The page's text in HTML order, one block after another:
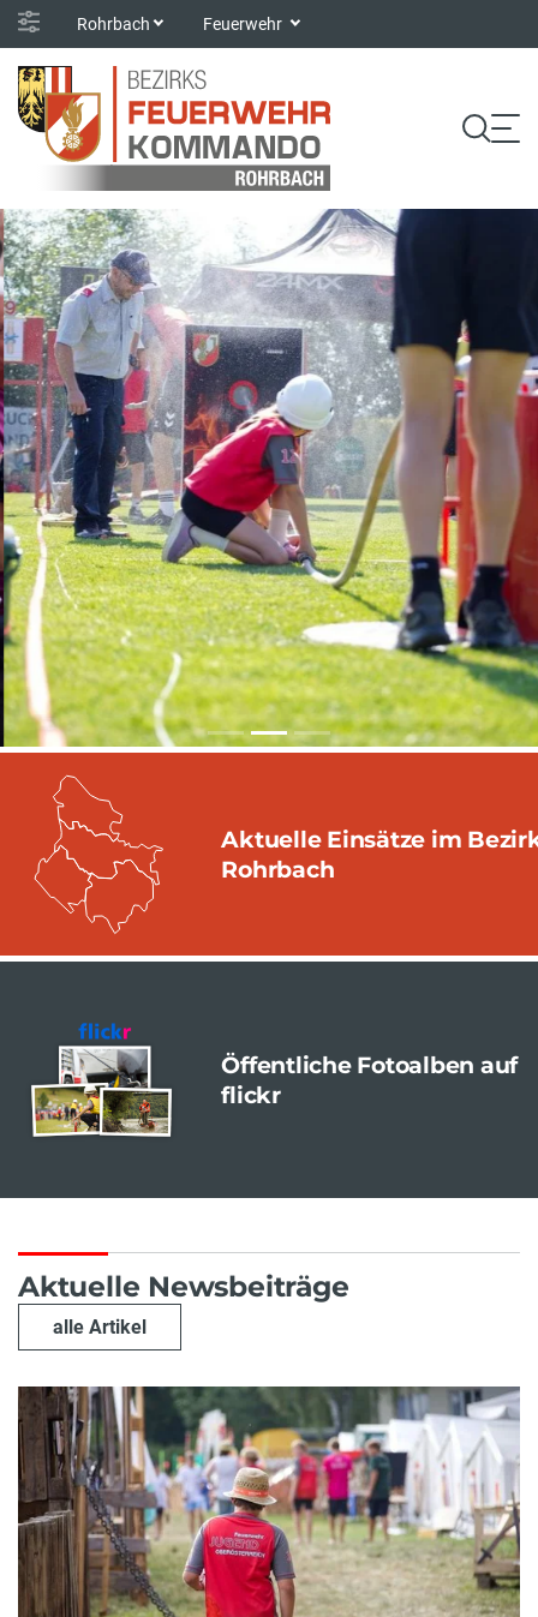
Rohrbach Feuerwehr
Aktuelle Einsätze im
Rohrbach
Öffentliche Fotoalben auf
flickr
Aktuelle Newsbeiträge
alle Artikel